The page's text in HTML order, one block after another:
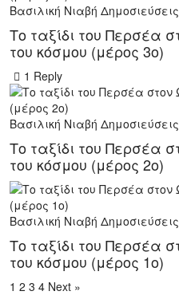
Βασιλική Νιαβή Δημοσιεύσεις
Το ταξίδι του Περσέα
του κόσμου (μέρος 3ο)
1 Reply
Βασιλική Νιαβή Δημοσιεύσεις
Το ταξίδι του Περσέα
του κόσμου (μέρος 2ο)
Βασιλική Νιαβή Δημοσιεύσεις
Το ταξίδι του Περσέα
του κόσμου (μέρος 1ο)
1 2 3 4 Next »